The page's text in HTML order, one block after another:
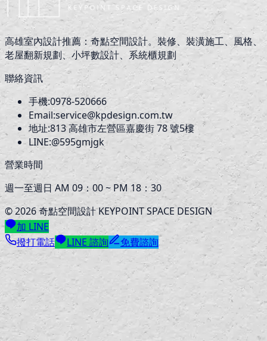
高雄室內設計推薦：奇點空間設計。裝修、裝潢施工、風格、
老屋翻新規劃、小坪數設計、系統櫃規劃
聯絡資訊
手機:0978-520666
Email:service@kpdesign.com.tw
地址:813高雄市左營區嘉慶街 78 號5樓
LINE:@595gmjgk
營業時間
週一至週日 AM 09：00 ~ PM 18：30
©2026奇點空間設計 KEYPOINT SPACE DESIGN
加 LINE
撥打電話
LINE 諮詢 免費諮詢